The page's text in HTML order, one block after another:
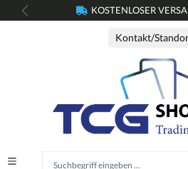
springen KOSTENLOSER
Kontakt/